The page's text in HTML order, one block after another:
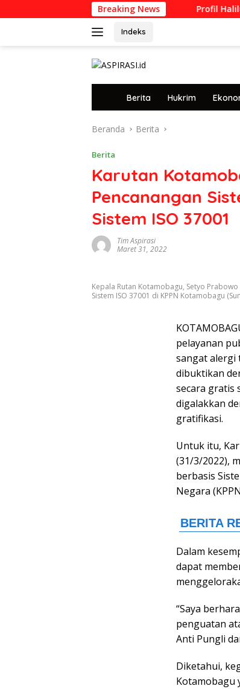
ke
Breaking NewsProfil Halilul Khairi,
Indeks
e
Berita Hukrim
Beranda Berita
Berita
Karutan
Pencanangan
Sistem ISO 37001
Tim Aspirasi
Maret 31, 2022
Kepala Rutan Kotamobagu, Setyo
Sistem ISO 37001 di KPPN Kotamobagu
pelayanan
sangat alergi
dibuktikan
secara gratis
digalakkan
gratifikasi.
Untuk itu,
(31/3/2022),
berbasis
Negara
Dalam
dapat
“Saya
penguatan
Anti Pungli
Diketahui,
Kotamobagu